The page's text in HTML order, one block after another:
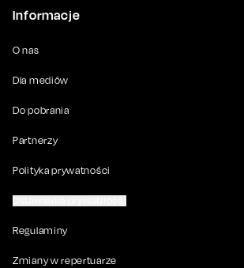
Informacje
O nas
Dla mediów
Do pobrania
Partnerzy
Polityka prywatności
Regulaminy
Zmiany w repertuarze